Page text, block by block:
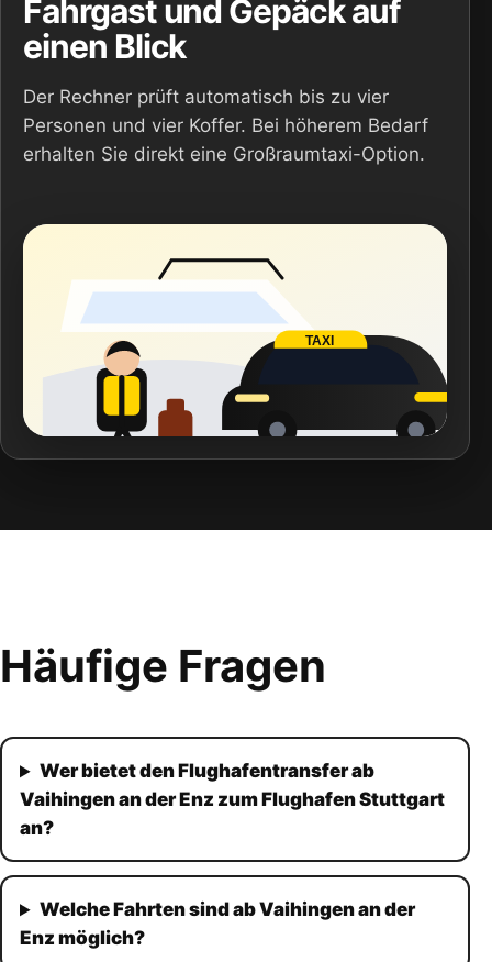
Fahrgast und Gepäck auf
einen Blick
Der Rechner prüft automatisch bis zu vier
Personen und vier Koffer. Bei höherem Bedarf
erhalten Sie direkt eine Großraumtaxi-Option.
TAXI
Häufige Fragen
Wer bietet den Flughafentransfer ab
Vaihingen an der Enz zum Flughafen Stuttgart
an?
Welche Fahrten sind ab Vaihingen an der
Enz möglich?